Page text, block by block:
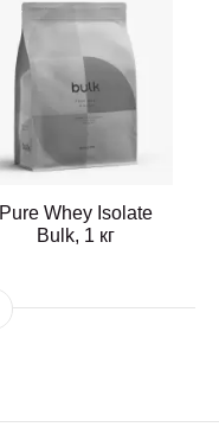
Pure Whey Isolate
Bulk, 1 кг